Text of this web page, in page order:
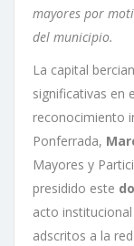
mayores por
del municipio.
La capital
significativas en
reconocimiento
Ponferrada,
Mayores y
presidido este
acto
adscritos a la